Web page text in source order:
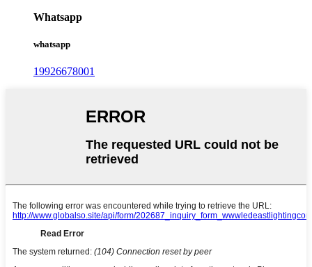
Whatsapp
whatsapp
19926678001